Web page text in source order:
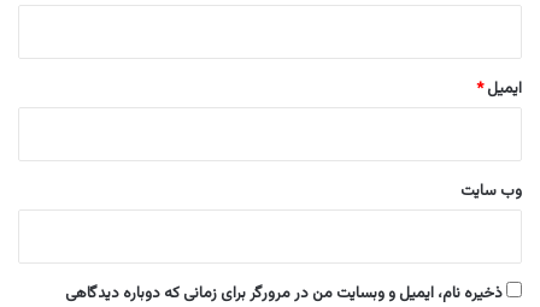
ایمیل*
وب‌ سایت
ذخیره نام، ایمیل و وبسایت من در مرورگر برای زمانی که دوباره دیدگاهی